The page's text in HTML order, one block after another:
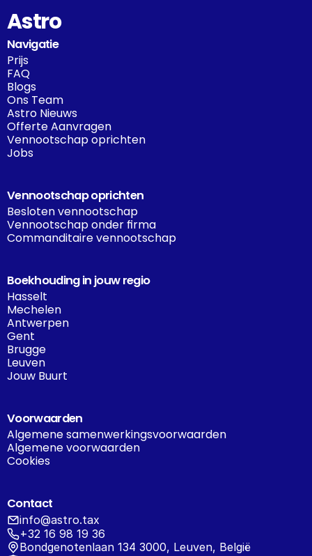
Astro
Navigatie
Prijs
FAQ
Blogs
Ons Team
Astro Nieuws
Offerte Aanvragen
Vennootschap oprichten
Jobs
Vennootschap oprichten
Besloten vennootschap
Vennootschap onder firma
Commanditaire vennootschap
Boekhouding in jouw regio
Hasselt
Mechelen
Antwerpen
Gent
Brugge
Leuven
Jouw Buurt
Voorwaarden
Algemene samenwerkingsvoorwaarden
Algemene voorwaarden
Cookies
Contact
info@astro.tax
+32 16 98 19 36
Bondgenotenlaan 134 3000, Leuven, België